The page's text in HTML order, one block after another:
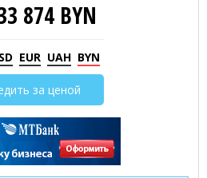
874 BYN
EUR UAH BYN
за ценой